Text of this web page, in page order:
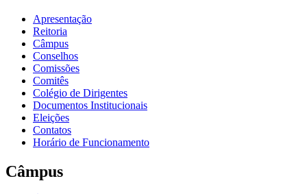
Apresentação
Reitoria
Câmpus
Conselhos
Comissões
Comitês
Colégio de Dirigentes
Documentos Institucionais
Eleições
Contatos
Horário de Funcionamento
Câmpus